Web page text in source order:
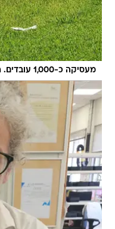
מעסיקה כ-1,000 עובדים. הזרע